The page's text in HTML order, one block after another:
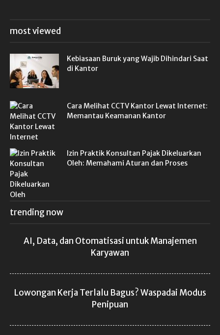
most viewed
Kebiasaan Buruk yang Wajib Dihindari Saat
di Kantor
Cara Melihat CCTV Kantor Lewat Internet:
Memantau Keamanan Kantor
Izin Praktik Konsultan Pajak Dikeluarkan
Oleh: Memahami Aturan dan Proses
trending now
AI, Data, dan Otomatisasi untuk Manajemen
Karyawan
Lowongan Kerja Terlalu Bagus? Waspadai Modus
Penipuan